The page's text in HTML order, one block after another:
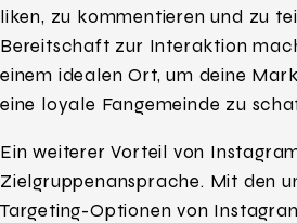
liken, zu kommentieren und zu
Bereitschaft zur Interaktion
einem idealen Ort, um deine
eine loyale Fangemeinde zu
Ein weiterer Vorteil von
Zielgruppenansprache. Mit den
Targeting-Optionen von